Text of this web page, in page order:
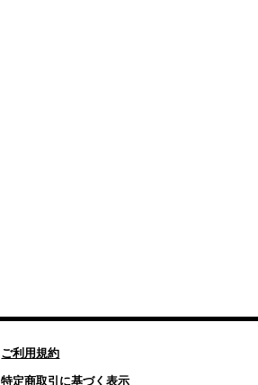
ご利用規約
特定商取引に基づく表示